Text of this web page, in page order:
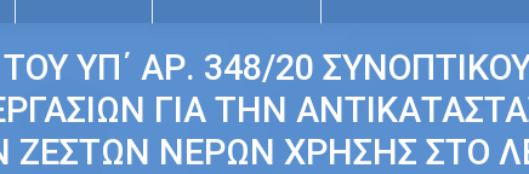
ΥΠ΄ ΑΡ. 348/20
ΓΙΑ ΤΗΝ
ΖΕΣΤΩΝ ΝΕΡΩΝ ΧΡΗΣΗΣ ΣΤΟ